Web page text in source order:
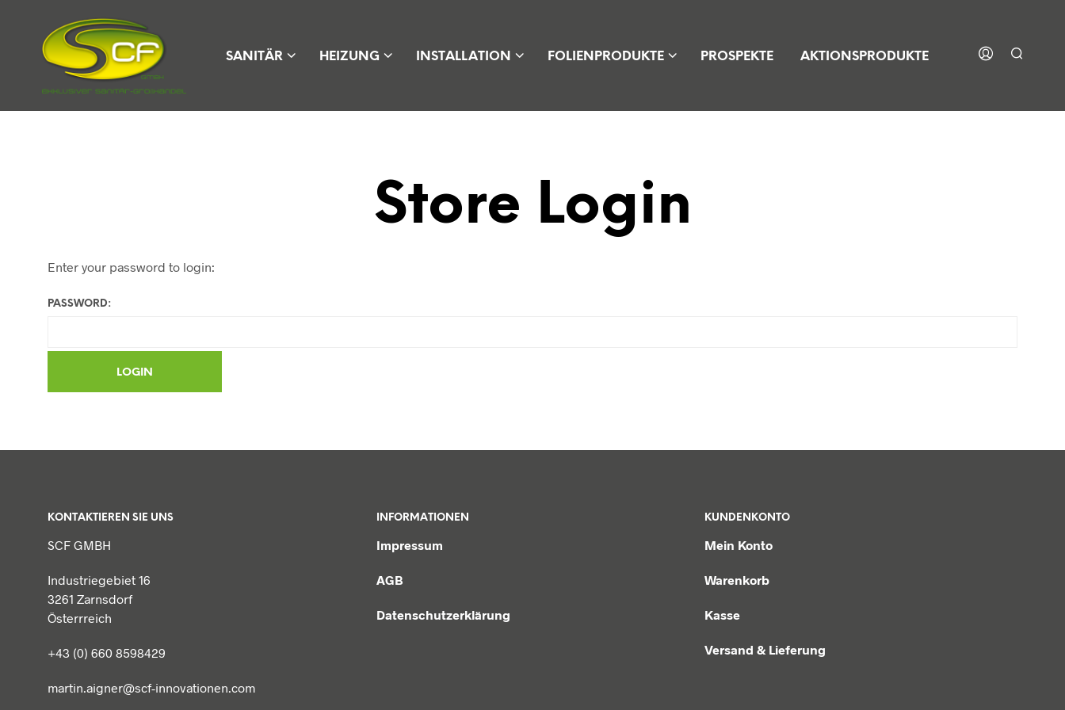
SANITÄR HEIZUNG INSTALLATION FOLIENPRODUKTE PROSPEKTE AKTIONSPRODUKTE
Store Login
Enter your password to login:
PASSWORD:
KONTAKTIEREN SIE UNS
SCF GMBH
Industriegebiet 16
3261 Zarnsdorf
Österrreich
+43 (0) 660 8598429
martin.aigner@scf-innovationen.com
INFORMATIONEN
Impressum
AGB
Datenschutzerklärung
KUNDENKONTO
Mein Konto
Warenkorb
Kasse
Versand & Lieferung